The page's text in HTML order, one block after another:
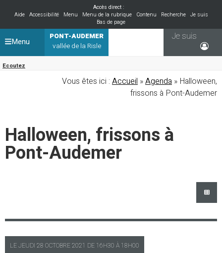
Accès direct :
Aide
Accessibilité Menu Menu de la rubrique Contenu Recherche
Je suis
Bas de page
PONT-AUDEMER
vallée de la Risle
Ecoutez
Je suis
Menu
Vous êtes ici : Accueil »Agenda » Halloween,
frissons à Pont-Audemer
Halloween, frissons à
Pont-Audemer
LEJEUDI 28 OCTOBRE 2021 DE 16H30 À 18H00